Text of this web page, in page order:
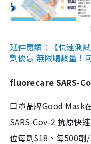
延伸閱讀：【快速測
劑優惠 無限購數量！
fluorecare SARS-
口罩品牌Good Mask
SARS-Cov-2 抗原快
位每劑$18、每500劑